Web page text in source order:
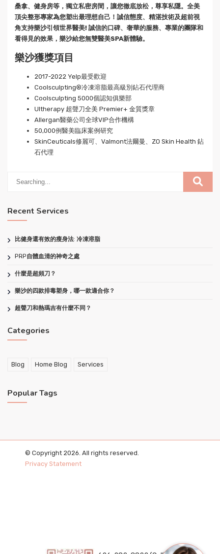
桑拿、健身房等，獨立私密房間，讓您徹底放松，尊享私隱。全美
頂尖整形專家為您塑出最理想自己！誠信態度、精湛技術及超前視
角支持樂沙引領世界醫美! 誠信的口碑、奢華的服務、專業的團隊和
看得見的效果，樂沙給您無雙醫美SPA新體驗。
樂沙獲獎項目
2017-2022 Yelp最受歡迎
Coolsculpting®冷凍溶脂最高級別鉆石代理商
Coolsculpting 5000個認知俱樂部
Ultherapy 超聲刀全美 Premier+ 金質獎章
Allergan醫藥公司全球VIP合作機構
50,000例醫美臨床案例研究
SkinCeuticals修麗可、Valmont法爾曼、ZO Skin Health 鉆
石代理
Recent Services
比健身還有效的瘦身法: 冷凍溶脂
PRP自體血清的神奇之處
什麼是超頻刀？
樂沙的四款排毒塑身，哪一款適合你？
超聲刀和熱瑪吉有什麼不同？
Categories
Blog Home Blog Services
Popular Tags
© Copyright 2026. All rights reserved.
Privacy Statement